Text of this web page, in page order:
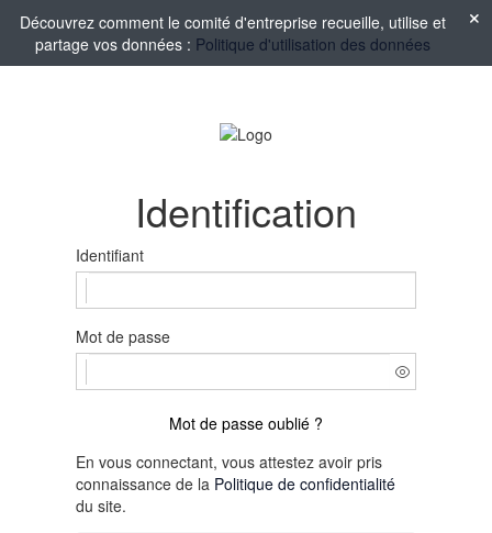
Découvrez comment le comité d'entreprise recueille, utilise et
partage vos données : Politique d'utilisation des données
Identification
Identifiant
Mot de passe
Mot de passe oublié ?
En vous connectant, vous attestez avoir pris
connaissance de la Politique de confidentialité
du site.